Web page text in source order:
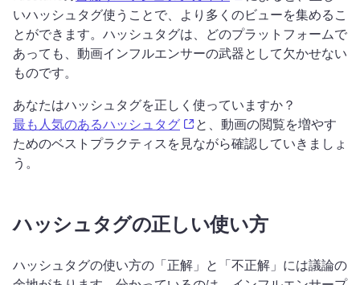
いハッシュタグ使うことで、より多くのビューを集めるこ
とができます。ハッシュタグは、どのプラットフォームで
あっても、動画インフルエンサーの武器として欠かせない
ものです。
あなたはハッシュタグを正しく使っていますか？
最も人気のあるハッシュタグ
(opens in a new tab)
と、動画の閲覧を増やす
ためのベストプラクティスを見ながら確認していきましょ
う。
ハッシュタグの正しい使い方
ハッシュタグの使い方の「正解」と「不正解」には議論の